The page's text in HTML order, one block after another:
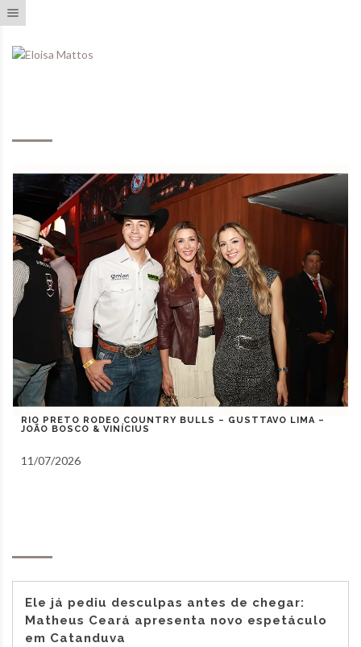
RIO PRETO COUNTRY BULLS – ZEZÉ DI CAMARGO,
GUSTAVO MIOTO E NATANZINHO LIMA
10/07/2026
Ele já pediu desculpas antes de chegar:
Matheus Ceará apresenta novo espetáculo
em Catanduva